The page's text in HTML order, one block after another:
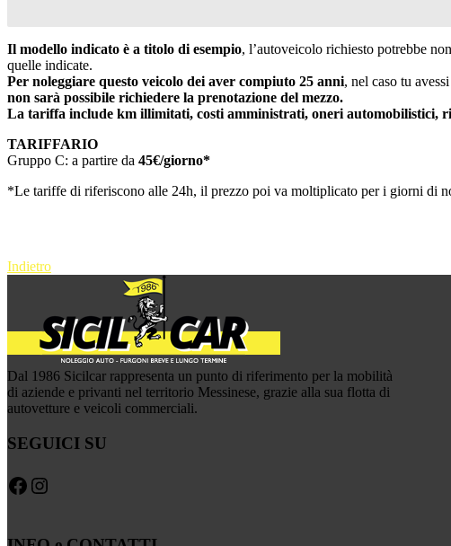
Il modello indicato è a titolo di esempio, l’autoveicolo richiesto potrebbe
quelle indicate.
Per noleggiare questo veicolo dei aver compiuto 25 anni, nel caso tu
non sarà possibile richiedere la prenotazione del mezzo.
La tariffa include km illimitati, costi amministrati, oneri automobilistici,
TARIFFARIO
Gruppo C: a partire da 45€/giorno*
*Le tariffe di riferiscono alle 24h, il prezzo poi va moltiplicato per i giorni di
Indietro
Dal 1986 Sicilcar rappresenta un punto di riferimento per la mobilità
di aziende e privanti nel territorio Messinese, grazie alla sua flotta di
autovetture e veicoli commerciali.
SEGUICI SU
Facebook Instagram